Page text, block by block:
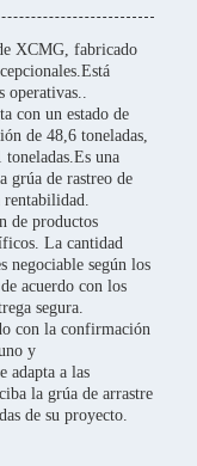
XCMG, fabricado
operativas..
con un estado de
de 48,6 toneladas,
una
grúa de rastreo de
de productos
La cantidad
negociable según los
acuerdo con los
segura.
con la confirmación
y
adapta a las
la grúa de arrastre
de su proyecto.